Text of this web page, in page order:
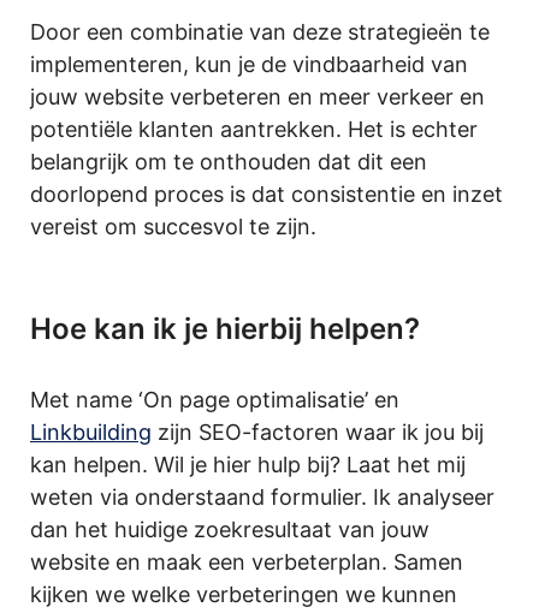
Door een combinatie van deze strategieën te
implementeren, kun je de vindbaarheid van
jouw website verbeteren en meer verkeer en
potentiële klanten aantrekken. Het is echter
belangrijk om te onthouden dat dit een
doorlopend proces is dat consistentie en inzet
vereist om succesvol te zijn.
Hoe kan ik je hierbij helpen?
Met name ‘On page optimalisatie’ en
Linkbuilding zijn SEO-factoren waar ik jou bij
kan helpen. Wil je hier hulp bij? Laat het mij
weten via onderstaand formulier. Ik analyseer
dan het huidige zoekresultaat van jouw
website en maak een verbeterplan. Samen
kijken we welke verbeteringen we kunnen